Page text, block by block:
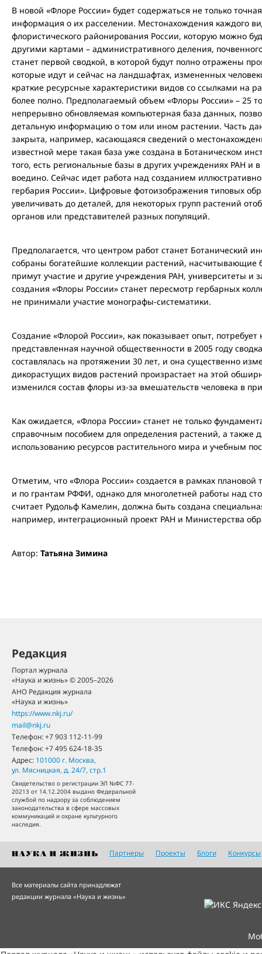
В новой «Флоре России» будет содержаться не только
информация о их расселении. Местонахождения каждого
флористического районирования России, которую можно
другими картами – административного деления,
станет первой сводкой, в которой будут полно отражены
которые идут и сейчас на ландшафтах, измененных
краткие ресурсные характеристики видов со ссылками на
более полно. Предполагаемый объем «Флоры России» – 25
непрерывно обновляемая компьютерная база данных,
детальную информацию о том или ином растении. Часть
закрыта, например, касающаяся сведений о
известной мере такая база уже создана в Ботаническом
того, есть региональные базы в других учреждениях РАН и
воедино. Сейчас идет работа над созданием
гербария России». Цифровые фотоизображения типовых
увеличивать до деталей, для некоторых групп растений
органов или представителей разных популяций.
Предполагается, что центром работ станет Ботанический
собраны богатейшие коллекции растений, насчитывающие
примут участие и другие учреждения РАН, университеты
создания «Флоры России» станет пересмотр гербарных
не принимали участие монографы-систематики.
Создание «Флорой России», как показывает опыт,
представленная научной общественности в 2005 году
составлялась на протяжении 30 лет, и она существенно
дикорастущих видов растений произрастает на этой
изменился состав флоры из-за вмешательств человека в
Как ожидается, «Флора России» станет не только
справочным пособием для определения растений, а также
использованию ресурсов растительного мира и учебным
Отметим, что «Флора России» создается в рамках плановой
и по грантам РФФИ, однако для многолетней работы над
считает Рудольф Камелин, должна быть создана
например, интеграционный проект РАН и Министерства
Автор: Татьяна Зимина
Редакция
Портал журнала
«Наука и жизнь» © 2005–2026
АНО Редакция журнала
«Наука и жизнь»
https://www.nkj.ru/
mail@nkj.ru
Телефон:+7 903 112-11-99
Телефон:+7 495 624-18-35
Адрес: 101000 г. Москва,
ул. Мясницкая, д. 24/7, стр.1
Свидетельство о регистрации ЭЛ №ФС 77-
20213 от 14.12.2004 выдано Федеральной
службой по надзору за соблюдением
законодательства в сфере массовых
коммуникаций и охране культурного
наследия.
Партнеры Проекты Блоги Конкурсы
Все материалы сайта принадлежат
редакции журнала «Наука и жизнь»